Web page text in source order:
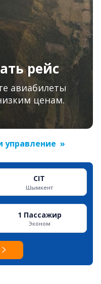
рейс
авиабилеты
ценам.
управление
CIT
Шымкент
1 Пассажир
Эконом